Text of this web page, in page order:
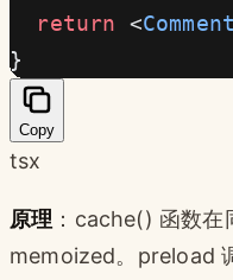
  return
<
}
Copy
tsx
原理 ：cache() 函数在
memoized。preload